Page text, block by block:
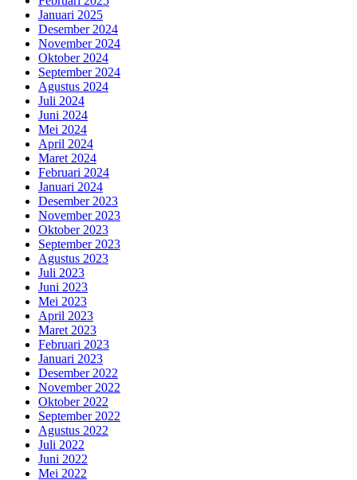
Januari 2025
Desember 2024
November 2024
Oktober 2024
September 2024
Agustus 2024
Juli 2024
Juni 2024
Mei 2024
April 2024
Maret 2024
Februari 2024
Januari 2024
Desember 2023
November 2023
Oktober 2023
September 2023
Agustus 2023
Juli 2023
Juni 2023
Mei 2023
April 2023
Maret 2023
Februari 2023
Januari 2023
Desember 2022
November 2022
Oktober 2022
September 2022
Agustus 2022
Juli 2022
Juni 2022
Mei 2022